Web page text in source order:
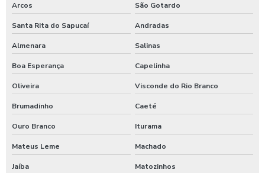
Melhores produtos para higienização de carros
Moedeiro para calibrador
Moedeiro para calibrador de pneus
Moedeiro tarifador para calibrador de pneus
Pastilha de cloro para tratamento de água
Polímero catiônico tratamento de água
Arcos São Gotardo
Santa Rita do Sapucaí Andradas
Almenara Salinas
Boa Esperança Capelinha
Oliveira Visconde do Rio Branco
Brumadinho Caeté
Ouro Branco Iturama
Mateus Leme Machado
Jaíba Matozinhos